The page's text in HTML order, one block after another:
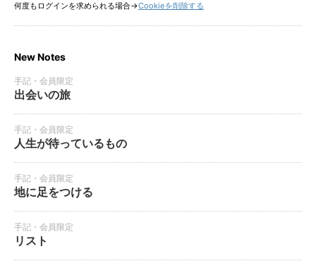
何度もログインを求められる場合→Cookieを削除する
New Notes
手記・会員限定
出会いの旅
手記・会員限定
人生が待っているもの
手記・会員限定
地に足をつける
手記・会員限定
リスト